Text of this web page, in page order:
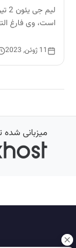
است، وی فارغ
11 ژوئن, 2023
میزبانی